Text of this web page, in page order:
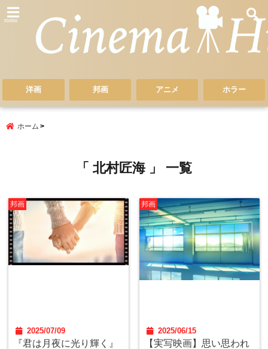
menu
洋画 邦画 アニメ ホラー
ホーム
「 北村匠海 」 一覧
邦画
2025/07/09
『君は月夜に光り輝く』
邦画
2025/06/15
【実写映画】思い思われ